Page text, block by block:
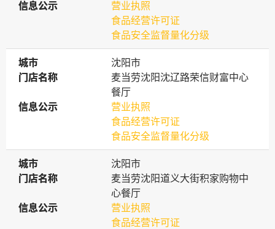
信息公示
信息公示
营业执照
食品经营许可证
食品安全监督量化分级
城市
城市
沈阳市
门店名称
门店名称
麦当劳沈阳沈辽路荣信财富中心
餐厅
信息公示
信息公示
营业执照
食品经营许可证
食品安全监督量化分级
城市
城市
沈阳市
门店名称
门店名称
麦当劳沈阳道义大街积家购物中
心餐厅
信息公示
信息公示
营业执照
食品经营许可证